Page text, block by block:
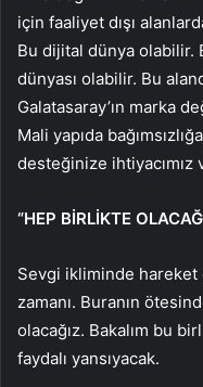
için faaliyet dışı
Bu dijital dünya olabilir.
dünyası olabilir. Bu
Galatasaray’ın marka
Mali yapıda
desteğinize ihtiyacımız
“HEP BİRLİKTE
Sevgi ikliminde hareket
zamanı. Buranın
olacağız. Bakalım bu
faydalı yansıyacak.